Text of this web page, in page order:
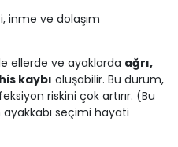
inme ve dolaşım
ellerde ve ayaklarda ağrı,
kaybı oluşabilir. Bu durum,
riskini çok artırır. (Bu
seçimi hayati